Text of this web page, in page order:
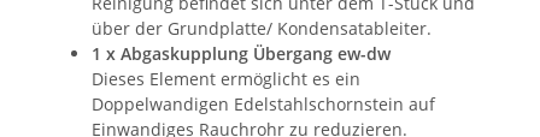
über der Grundplatte/ Kondensatableiter.
1 x Abgaskupplung Übergang ew-dw
Dieses Element ermöglicht es ein
Doppelwandigen Edelstahlschornstein auf
Einwandiges Rauchrohr zu reduzieren.